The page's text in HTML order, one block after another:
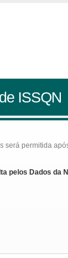
ISSQN
será permitida
pelos Dados da